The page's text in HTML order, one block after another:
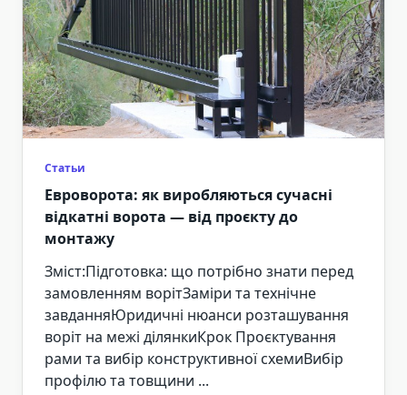
Статьи
Евроворота: як виробляються сучасні
відкатні ворота — від проєкту до
монтажу
Зміст:Підготовка: що потрібно знати перед
замовленням ворітЗаміри та технічне
завданняЮридичні нюанси розташування
воріт на межі ділянкиКрок Проєктування
рами та вибір конструктивної схемиВибір
профілю та товщини ...